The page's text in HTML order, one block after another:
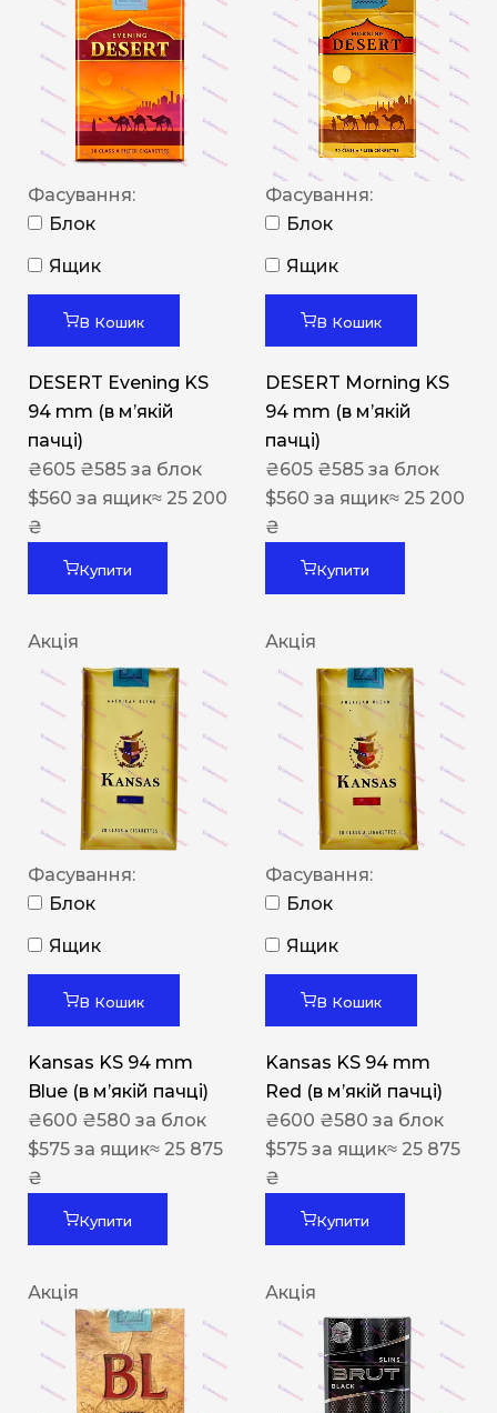
Фасування:
Блок
Ящик
В Кошик
DESERT Evening KS
94 mm (в мʼякій
пачці)
₴605 ₴585 за блок
$560 за ящик≈ 25 200
₴
Купити
Фасування:
Блок
Ящик
В Кошик
DESERT Morning KS
94 mm (в мʼякій
пачці)
₴605 ₴585 за блок
$560 за ящик≈ 25 200
₴
Купити
Акція
Фасування:
Блок
Ящик
В Кошик
Kansas KS 94 mm
Blue (в мʼякій пачці)
₴600 ₴580 за блок
$575 за ящик≈ 25 875
₴
Купити
Акція
Фасування:
Блок
Ящик
В Кошик
Kansas KS 94 mm
Red (в мʼякій пачці)
₴600 ₴580 за блок
$575 за ящик≈ 25 875
₴
Купити
Акція Акція